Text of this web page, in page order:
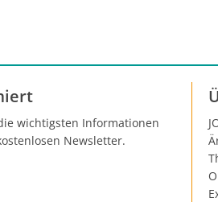
wichtigsten Informationen
Newsletter.